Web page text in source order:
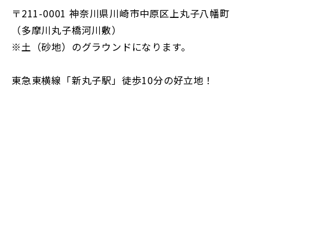
〒211-0001 神奈川県川崎市中原区上丸子八幡町
（多摩川丸子橋河川敷）
※土（砂地）のグラウンドになります。
東急東横線「新丸子駅」徒歩10分の好立地！